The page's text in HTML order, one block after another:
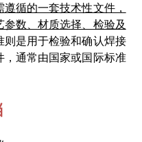
循的一套技术性文件，
数、材质选择、检验及
则是用于检验和确认焊接
，通常由国家或国际标准